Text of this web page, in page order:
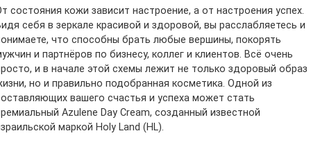
состояния кожи зависит настроение, а от настроения успех.
себя в зеркале красивой и здоровой, вы расслабляетесь и
что способны брать любые вершины, покорять
и партнёров по бизнесу, коллег и клиентов. Всё очень
и в начале этой схемы лежит не только здоровый образ
но и правильно подобранная косметика. Одной из
вашего счастья и успеха может стать
Azulene Day Cream, созданный известной
маркой Holy Land (HL).